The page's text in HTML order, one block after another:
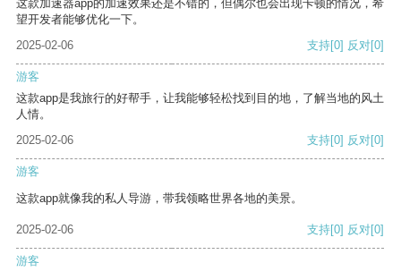
这款加速器app的加速效果还是不错的，但偶尔也会出现卡顿的情况，希
望开发者能够优化一下。
2025-02-06
支持[0] 反对[0]
游客
这款app是我旅行的好帮手，让我能够轻松找到目的地，了解当地的风土
人情。
2025-02-06
支持[0] 反对[0]
游客
这款app就像我的私人导游，带我领略世界各地的美景。
2025-02-06 支持[0] 反对[0]
游客